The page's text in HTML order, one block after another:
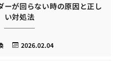
ーが回らない時の原因と正し
い対処法
2026.02.04